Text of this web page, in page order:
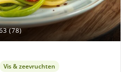
(78)
Vis & zeevruchten